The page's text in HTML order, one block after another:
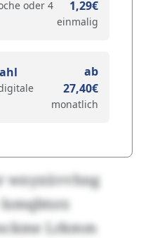
oder 4
1,29€
einmalig
ab
27,40€
monatlich
wnyxüvvhng
Lrkmm